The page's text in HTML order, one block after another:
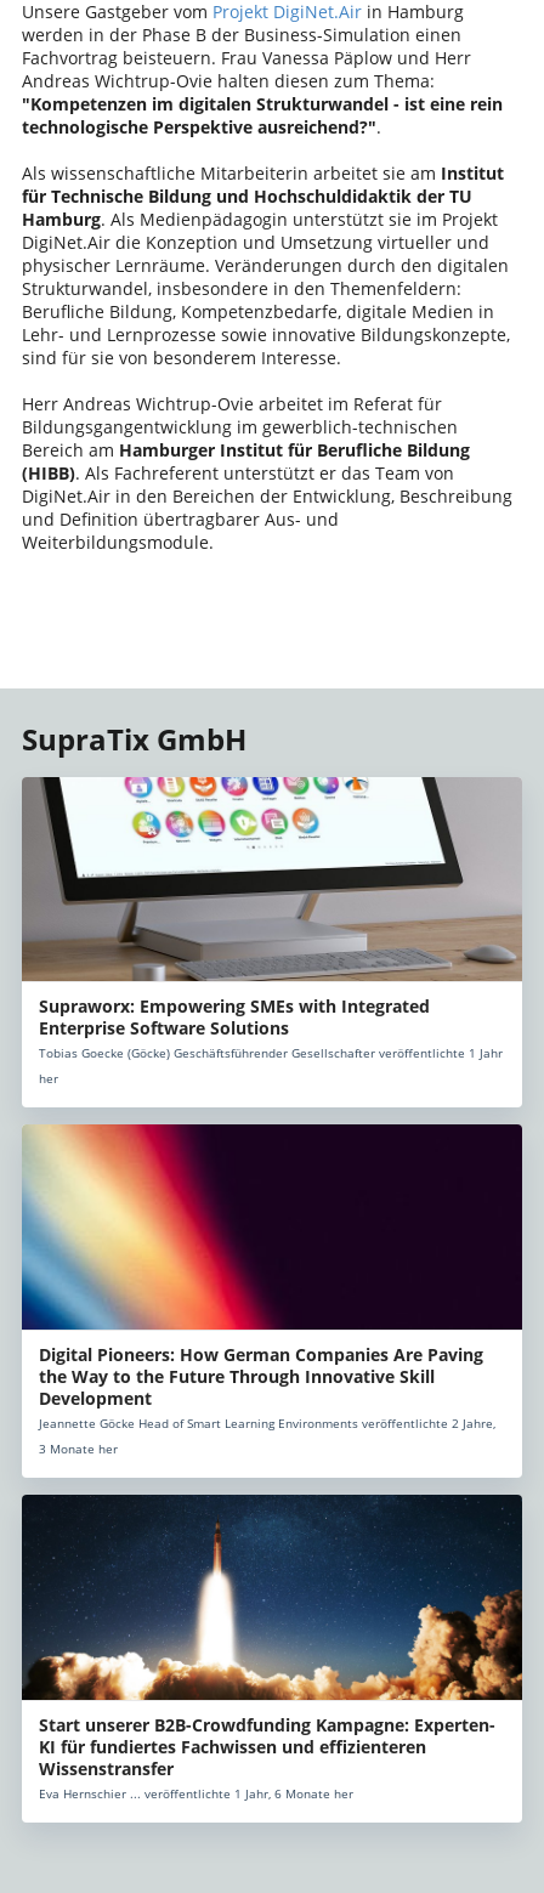
Unsere Gastgeber vom Projekt DigiNet.Airin Hamburg
werden in der Phase B der Business-Simulation einen
Fachvortrag beisteuern. Frau Vanessa Päplow und Herr
Andreas Wichtrup-Ovie halten diesen zum Thema:
"Kompetenzenim digitalen Strukturwandel - ist eine rein
technologische Perspektive ausreichend?".
Als wissenschaftliche Mitarbeiterin arbeitet sie am Institut
für Technische Bildung und Hochschuldidaktik der TU
Hamburg. Als Medienpädagogin unterstützt sie im Projekt
DigiNet.Air die Konzeption und Umsetzung virtueller und
physischer Lernräume. Veränderungen durch den digitalen
Strukturwandel, insbesondere in den Themenfeldern:
Berufliche Bildung, Kompetenzbedarfe, digitale Medien in
Lehr- und Lernprozesse sowie innovative Bildungskonzepte,
sind für sie von besonderem Interesse.
Herr Andreas Wichtrup-Ovie arbeitet im Referat für
Bildungsgangentwicklung im gewerblich-technischen
Bereich am Hamburger Institut für Berufliche Bildung
(HIBB). Als Fachreferent unterstützt er das Team von
DigiNet.Air in den Bereichen der Entwicklung, Beschreibung
und Definition übertragbarer Aus- und
Weiterbildungsmodule.
SupraTix GmbH
Supraworx: Empowering SMEs with Integrated
Enterprise Software Solutions
Tobias Goecke (Göcke) Geschäftsführender Gesellschafter veröffentlichte 1 Jahr
her
Digital Pioneers: How German Companies Are Paving
the Way to the Future Through Innovative Skill
Development
Jeannette Göcke Head of Smart Learning Environments veröffentlichte 2 Jahre,
3 Monate her
Start unserer B2B-Crowdfunding Kampagne: Experten-
KI für fundiertes Fachwissen und effizienteren
Wissenstransfer
Eva Hernschier ... veröffentlichte 1 Jahr, 6 Monate her